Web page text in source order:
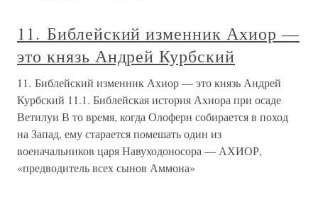
11. Библейский изменник Ахиор —
это князь Андрей Курбский
11. Библейский изменник Ахиор — это князь Андрей
Курбский 11.1. Библейская история Ахиора при осаде
Ветилуи В то время, когда Олоферн собирается в поход
на Запад, ему старается помешать один из
военачальников царя Навуходоносора — АХИОР,
«предводитель всех сынов Аммона»